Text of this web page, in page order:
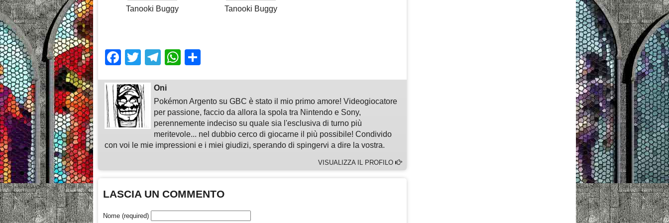
Tanooki Buggy Tanooki Buggy
Facebook
TwitterTelegram
WhatsApp
Oni
Pokémon Argento su GBC è stato il mio primo amore! Videogiocatore
per passione, faccio da allora la spola tra Nintendo e Sony,
perennemente indeciso su quale sia l'esclusiva di turno più
meritevole... nel dubbio cerco di giocarne il più possibile! Condivido
con voi le mie impressioni e i miei giudizi, sperando di spingervi a dire la vostra.
VISUALIZZA IL PROFILO
LASCIA UN COMMENTO
Nome (required)